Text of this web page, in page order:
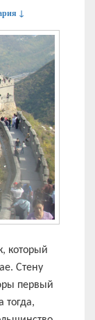
↓
который
Стену
первый
тогда,